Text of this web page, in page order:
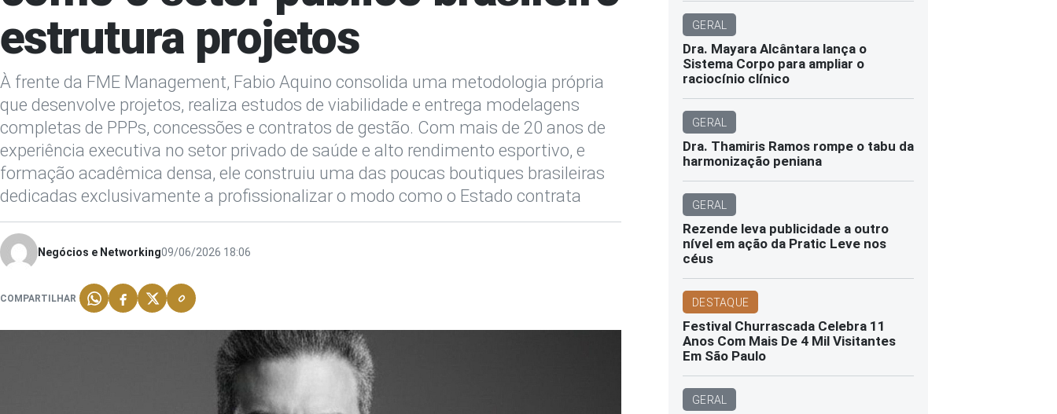
estrutura projetos
À frente da FME Management, Fabio Aquino consolida uma metodologia própria
que desenvolve projetos, realiza estudos de viabilidade e entrega modelagens
completas de PPPs, concessões e contratos de gestão. Com mais de 20 anos de
experiência executiva no setor privado de saúde e alto rendimento esportivo, e
formação acadêmica densa, ele construiu uma das poucas boutiques brasileiras
dedicadas exclusivamente a profissionalizar o modo como o Estado contrata
Negócios e Networking09/06/2026 18:06
COMPARTILHAR
GERAL
Dra. Mayara Alcântara lança o
Sistema Corpo para ampliar o
raciocínio clínico
GERAL
Dra. Thamiris Ramos rompe o tabu da
harmonização peniana
GERAL
Rezende leva publicidade a outro
nível em ação da Pratic Leve nos
céus
DESTAQUE
Festival Churrascada Celebra 11
Anos Com Mais De 4 Mil Visitantes
Em São Paulo
GERAL